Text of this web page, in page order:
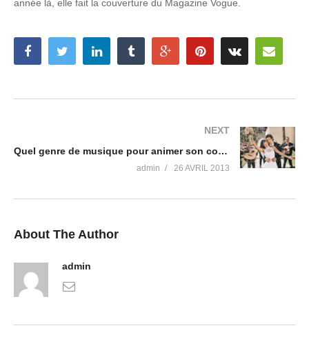
année là, elle fait la couverture du Magazine Vogue.
NEXT
Quel genre de musique pour animer son cocktail mariage ?
admin 26 AVRIL 2013
About The Author
admin